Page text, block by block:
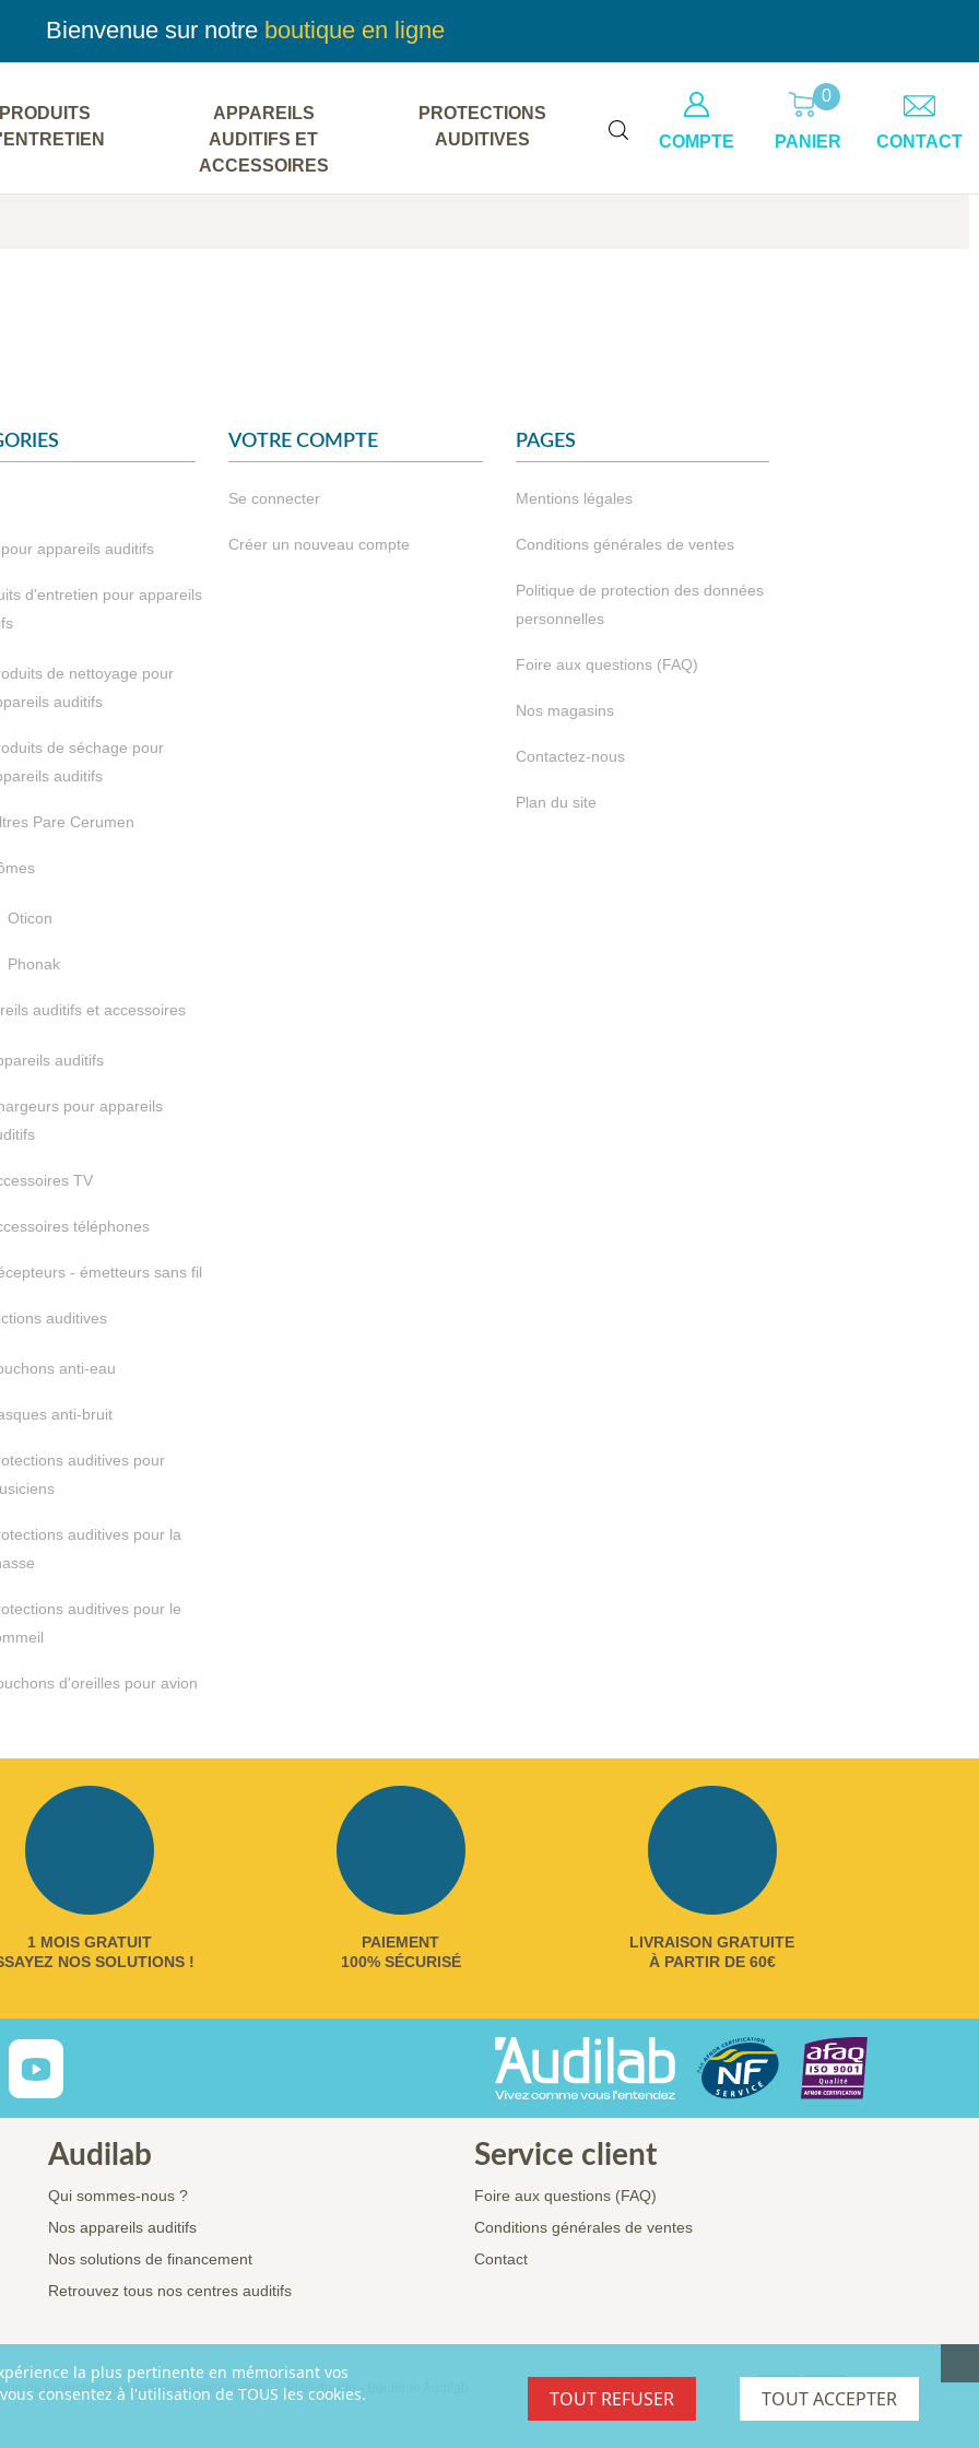
Bienvenue sur notre boutique en ligne
PRODUITS
APPAREILS
AUDITIFS ET
ACCESSOIRES
PROTECTIONS
AUDITIVES
COMPTE
0
PANIER CONTACT
appareils auditifs
d'entretien pour appareils
de nettoyage pour
auditifs
de séchage pour
auditifs
Pare Cerumen
Oticon
Phonak
auditifs et accessoires
auditifs
pour appareils
TV
téléphones
- émetteurs sans fil
auditives
anti-eau
anti-bruit
auditives pour
auditives pour la
auditives pour le
d'oreilles pour avion
VOTRE COMPTE
Se connecter
Créer un nouveau compte
PAGES
Mentions légales
Conditions générales de ventes
Politique de protection des données
personnelles
Foire aux questions (FAQ)
Nos magasins
Contactez-nous
Plan du site
1 MOIS GRATUIT
NOS SOLUTIONS !
PAIEMENT
100% SÉCURISÉ
LIVRAISON GRATUITE
À PARTIR DE 60€
Audilab
Qui sommes-nous ?
Nos appareils auditifs
Nos solutions de financement
Retrouvez tous nos centres auditifs
Service client
Foire aux questions (FAQ)
Conditions générales de ventes
Contact
la plus pertinente en mémorisant vos
consentez à l'utilisation de TOUS les cookies.
TOUT REFUSER TOUT ACCEPTER
de protection des données personnelles
Plan du site - Boutique Audilab